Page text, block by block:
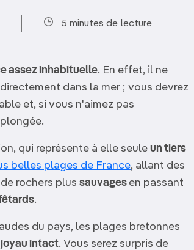
5 minutes de lecture
assez inhabituelle. En effet, il ne
dans la mer ; vous devrez
et, si vous n'aimez pas
qui représente à elle seule un tiers
belles plages de France, allant des
rochers plus sauvages en passant
.
du pays, les plages bretonnes
joyau intact. Vous serez surpris de